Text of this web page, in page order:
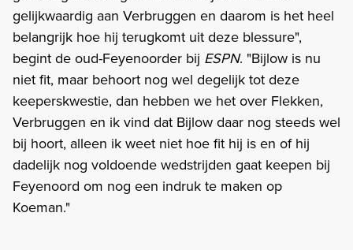
gelijkwaardig aan Verbruggen en daarom is het heel
belangrijk hoe hij terugkomt uit deze blessure",
begint de oud-Feyenoorder bij ESPN. "Bijlow is nu
niet fit, maar behoort nog wel degelijk tot deze
keeperskwestie, dan hebben we het over Flekken,
Verbruggen en ik vind dat Bijlow daar nog steeds wel
bij hoort, alleen ik weet niet hoe fit hij is en of hij
dadelijk nog voldoende wedstrijden gaat keepen bij
Feyenoord om nog een indruk te maken op
Koeman."